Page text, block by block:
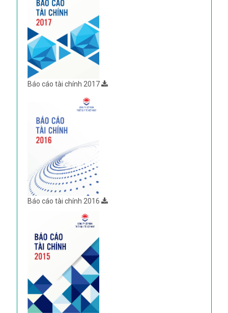
Báo cáo tài chính 2017
Báo cáo tài chính 2016